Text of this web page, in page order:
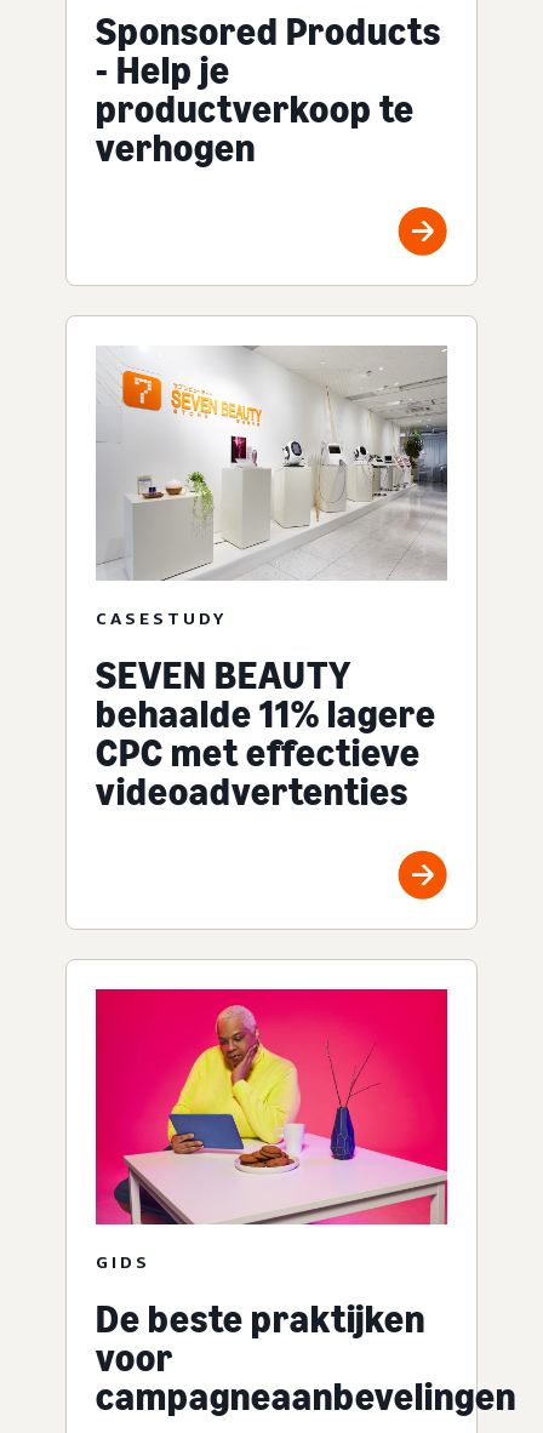
Sponsored Products
- Help je
productverkoop te
verhogen
CASESTUDY
SEVEN BEAUTY
behaalde 11% lagere
CPC met effectieve
videoadvertenties
GIDS
De beste praktijken
voor
campagneaanbevelingen